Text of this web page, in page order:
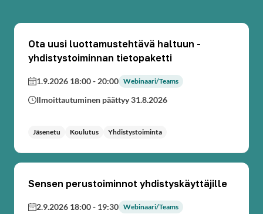
Ota uusi luottamustehtävä haltuun -
yhdistystoiminnan tietopaketti
1.9.2026 18:00- 20:00 Webinaari/Teams
Ilmoittautuminen päättyy 31.8.2026
Jäsenetu Koulutus Yhdistystoiminta
Sensen perustoiminnot yhdistyskäyttäjille
2.9.2026 18:00- 19:30 Webinaari/Teams